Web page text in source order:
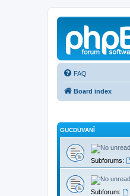
FAQ
Board index
GUCDÜVANÎ
Subforums:
Subforum: